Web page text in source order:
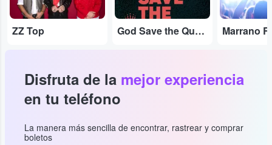
ZZ Top God Save the Queen Marrano
Disfruta de la mejor experiencia
en tu teléfono
La manera más sencilla de encontrar, rastrear y comprar
boletos